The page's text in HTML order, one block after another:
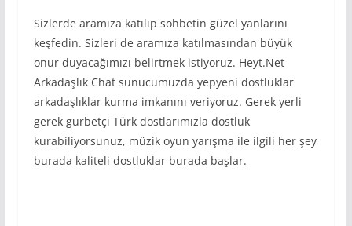
Sizlerde aramıza katılıp sohbetin güzel yanlarını
keşfedin. Sizleri de aramıza katılmasından büyük
onur duyacağımızı belirtmek istiyoruz. Heyt.Net
Arkadaşlık Chat sunucumuzda yepyeni dostluklar
arkadaşlıklar kurma imkanını veriyoruz. Gerek yerli
gerek gurbetçi Türk dostlarımızla dostluk
kurabiliyorsunuz, müzik oyun yarışma ile ilgili her şey
burada kaliteli dostluklar burada başlar.